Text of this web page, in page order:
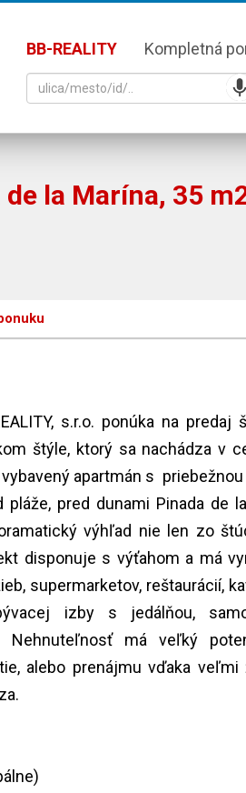
BB-REALITY Kompletná
la Marína, 35
s.r.o. ponúka na predaj
štýle, ktorý sa nachádza v
apartmán s
pred dunami Pinada de
výhľad nie len zo
disponuje s výťahom a má
supermarketov, reštaurácií,
izby s jedálňou,
Nehnuteľnosť má veľký
alebo prenájmu vďaka veľmi